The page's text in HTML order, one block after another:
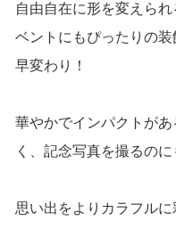
自由自在に形を変えら
ベントにもぴったりの
早変わり！
華やかでインパクトが
く、記念写真を撮るのに
思い出をよりカラフルに